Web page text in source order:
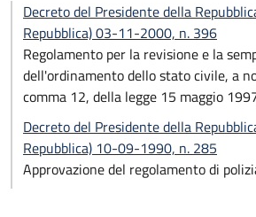
Decreto del Presidente della
Repubblica) 03-11-2000, n. 396
Regolamento per la revisione e la
dell'ordinamento dello stato civile, a
comma 12, della legge 15 maggio
Decreto del Presidente della
Repubblica) 10-09-1990, n. 285
Approvazione del regolamento di